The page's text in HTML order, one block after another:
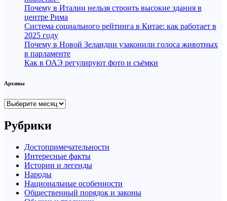
Почему в Италии нельзя строить высокие здания в
центре Рима
Система социального рейтинга в Китае: как работает в
2025 году
Почему в Новой Зеландии узаконили голоса животных
в парламенте
Как в ОАЭ регулируют фото и съёмки
Архивы
Архивы
Рубрики
Достопримечательности
Интересные факты
Истории и легенды
Народы
Национальные особенности
Общественный порядок и законы